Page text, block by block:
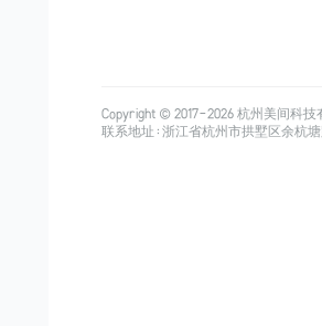
Copyright © 2017-2026杭州美间科技
联系地址：浙江省杭州市拱墅区余杭